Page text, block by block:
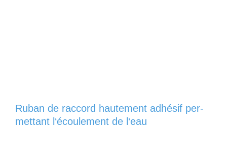
Ruban de rac­cord haute­ment ad­hésif per­
met­tant l‘écoule­ment de l‘eau